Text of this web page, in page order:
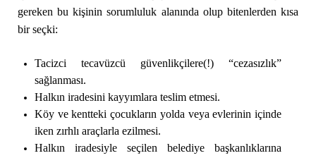
gereken bu kişinin sorumluluk alanında olup bitenlerden kısa
bir seçki:
Tacizci tecavüzcü güvenlikçilere(!) “cezasızlık”
sağlanması.
Halkın iradesini kayyımlara teslim etmesi.
Köy ve kentteki çocukların yolda veya evlerinin içinde
iken zırhlı araçlarla ezilmesi.
Halkın iradesiyle seçilen belediye başkanlıklarına